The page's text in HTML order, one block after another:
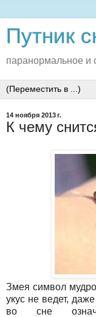
Путник
паранормальное и
14 ноября 2013 г.
К чему
Змея символ
укус не ведет,
во сне